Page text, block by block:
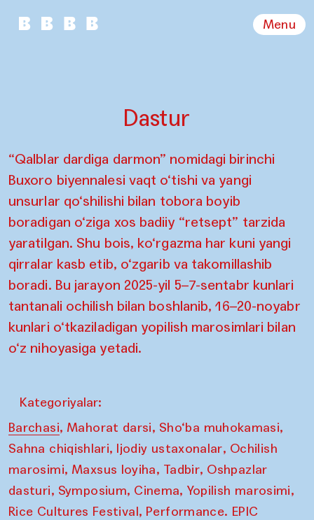
Menu
Dastur
“Qalblar dardiga darmon” nomidagi birinchi
Buxoro biyennalesi vaqt o‘tishi va yangi
unsurlar qo‘shilishi bilan tobora boyib
boradigan o‘ziga xos badiiy “retsept” tarzida
yaratilgan. Shu bois, ko‘rgazma har kuni yangi
qirralar kasb etib, o‘zgarib va takomillashib
boradi. Bu jarayon 2025-yil 5–7-sentabr kunlari
tantanali ochilish bilan boshlanib, 16–20-noyabr
kunlari o‘tkaziladigan yopilish marosimlari bilan
o‘z nihoyasiga yetadi.
Kategoriyalar:
Barchasi, Mahorat darsi, Sho‘ba muhokamasi,
Sahna chiqishlari, Ijodiy ustaxonalar, Ochilish
marosimi, Maxsus loyiha, Tadbir, Oshpazlar
dasturi, Symposium, Cinema, Yopilish marosimi,
Rice Cultures Festival, Performance. EPIC